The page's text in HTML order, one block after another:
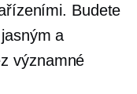
Budete
a
významné